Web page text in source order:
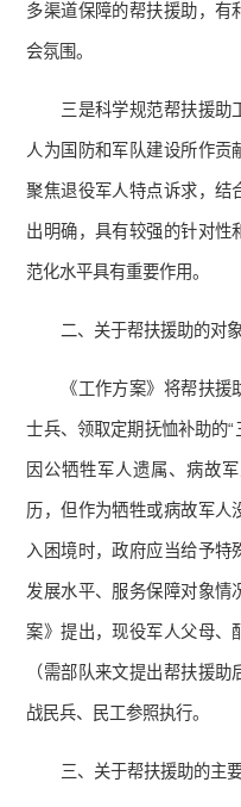
多渠道保障的帮扶援助，有
会氛围。
三是科学规范帮扶援助
人为国防和军队建设所作贡
聚焦退役军人特点诉求，结
出明确，具有较强的针对性
范化水平具有重要作用。
二、关于帮扶援助的对
《工作方案》将帮扶
士兵、领取定期抚恤补助的“
因公牺牲军人遗属、病故
历，但作为牺牲或病故军人
入困境时，政府应当给予特
发展水平、服务保障对象情
案》提出，现役军人父母、
（需部队来文提出帮扶援
战民兵、民工参照执行。
三、关于帮扶援助的主